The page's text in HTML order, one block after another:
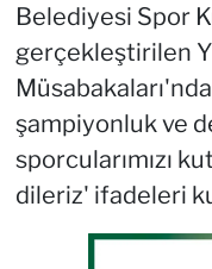
Belediyesi Spor
gerçekleştirilen
şampiyonluk ve
sporcularımızı
dileriz' ifadeleri